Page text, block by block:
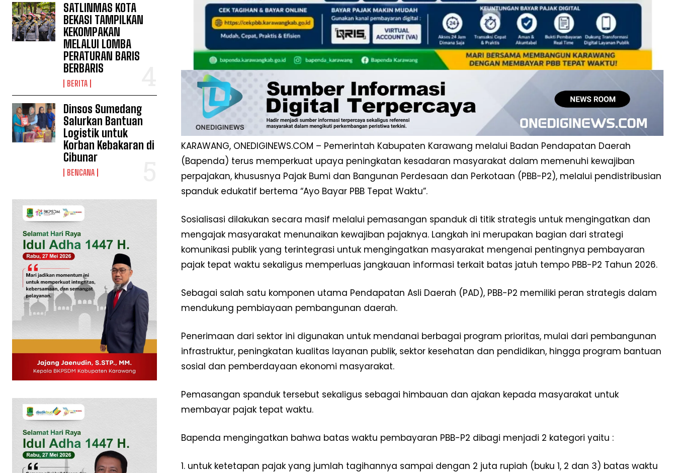
News Week
Magazine PRO
Company
Kontak Kami
Indeks Berita
SATLINMAS KOTA
BEKASI TAMPILKAN
KEKOMPAKAN
MELALUI LOMBA
PERATURAN BARIS
BERBARIS
BERITA
Dinsos Sumedang
Salurkan Bantuan
Logistik untuk
Korban Kebakaran di
Cibunar
BENCANA
KARAWANG, ONEDIGINEWS.COM – Pemerintah Kabupaten Karawang melalui Badan Pendapatan Daerah
(Bapenda) terus memperkuat upaya peningkatan kesadaran masyarakat dalam memenuhi kewajiban
perpajakan, khususnya Pajak Bumi dan Bangunan Perdesaan dan Perkotaan (PBB-P2), melalui pendistribusian
spanduk edukatif bertema “Ayo Bayar PBB Tepat Waktu”.
Sosialisasi dilakukan secara masif melalui pemasangan spanduk di titik strategis untuk mengingatkan dan
mengajak masyarakat menunaikan kewajiban pajaknya. Langkah ini merupakan bagian dari strategi
komunikasi publik yang terintegrasi untuk mengingatkan masyarakat mengenai pentingnya pembayaran
pajak tepat waktu sekaligus memperluas jangkauan informasi terkait batas jatuh tempo PBB-P2 Tahun 2026.
Sebagai salah satu komponen utama Pendapatan Asli Daerah (PAD), PBB-P2 memiliki peran strategis dalam
mendukung pembiayaan pembangunan daerah.
Penerimaan dari sektor ini digunakan untuk mendanai berbagai program prioritas, mulai dari pembangunan
infrastruktur, peningkatan kualitas layanan publik, sektor kesehatan dan pendidikan, hingga program bantuan
sosial dan pemberdayaan ekonomi masyarakat.
Pemasangan spanduk tersebut sekaligus sebagai himbauan dan ajakan kepada masyarakat untuk
membayar pajak tepat waktu.
Bapenda mengingatkan bahwa batas waktu pembayaran PBB-P2 dibagi menjadi 2 kategori yaitu :
1. untuk ketetapan pajak yang jumlah tagihannya sampai dengan 2 juta rupiah (buku 1, 2 dan 3) batas waktu